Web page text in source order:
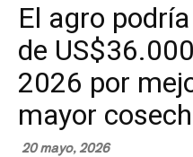
El agro
de
2026 por
mayor
20 mayo, 2026